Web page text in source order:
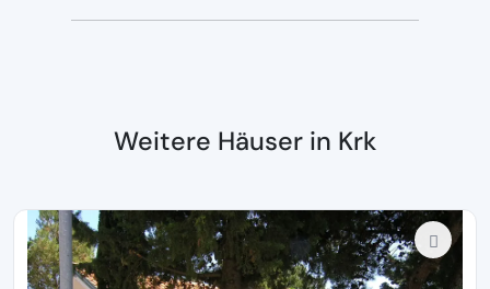
Weitere Häuser in Krk